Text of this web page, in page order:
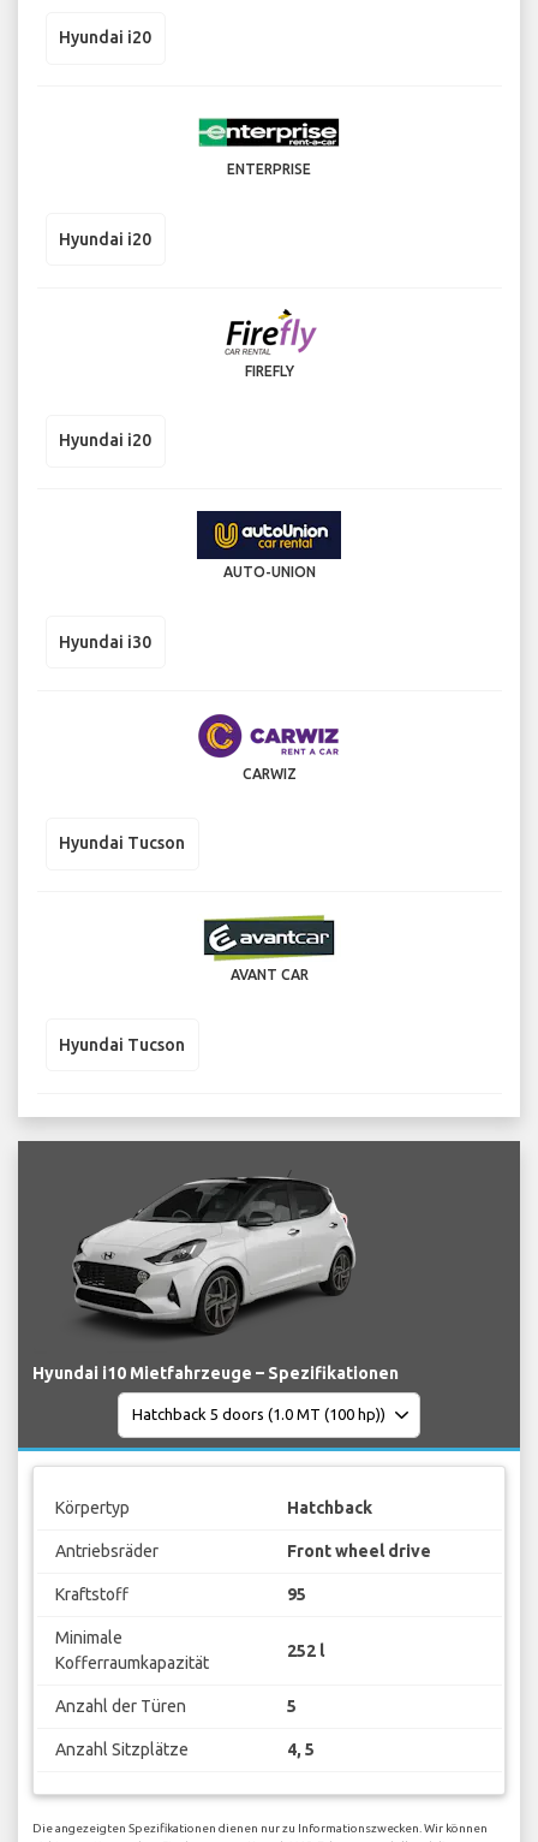
Hyundai i20
ENTERPRISE
Hyundai i20
FIREFLY
Hyundai i20
AUTO-UNION
Hyundai i30
CARWIZ
Hyundai Tucson
AVANT CAR
Hyundai Tucson
Hyundai i10 Mietfahrzeuge – Spezifikationen
Körpertyp Hatchback
Antriebsräder Front wheel drive
Kraftstoff 95
Minimale
Kofferraumkapazität
252 l
Anzahl der Türen 5
Anzahl Sitzplätze 4, 5
Die angezeigten Spezifikationen dienen nur zu Informationszwecken. Wir können